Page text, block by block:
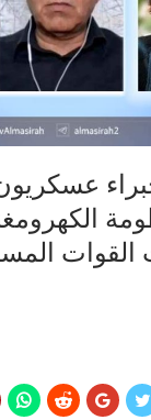
عسكريون
القوات